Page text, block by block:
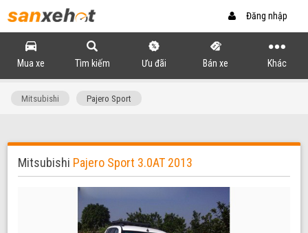
Đăng nhập
Mua xe Tìm kiếm Ưu đãi Bán xe Khác
Mitsubishi Pajero Sport
Mitsubishi Pajero Sport 3.0AT 2013